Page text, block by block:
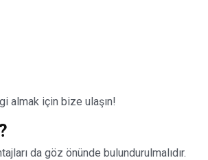
almak için bize ulaşın!
da göz önünde bulundurulmalıdır.